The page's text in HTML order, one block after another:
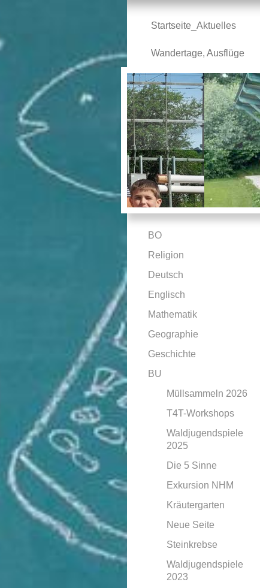
Startseite_Aktuelles
Wandertage, Ausflüge
BO
Religion
Deutsch
Englisch
Mathematik
Geographie
Geschichte
BU
Müllsammeln 2026
T4T-Workshops
Waldjugendspiele
2025
Die 5 Sinne
Exkursion NHM
Kräutergarten
Neue Seite
Steinkrebse
Waldjugendspiele
2023